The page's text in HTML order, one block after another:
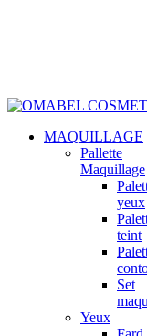
MAQUILLAGE
Pallette
Maquillage
yeux
teint
Set
Yeux